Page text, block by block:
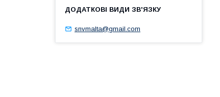
snvmalta@gmail.com